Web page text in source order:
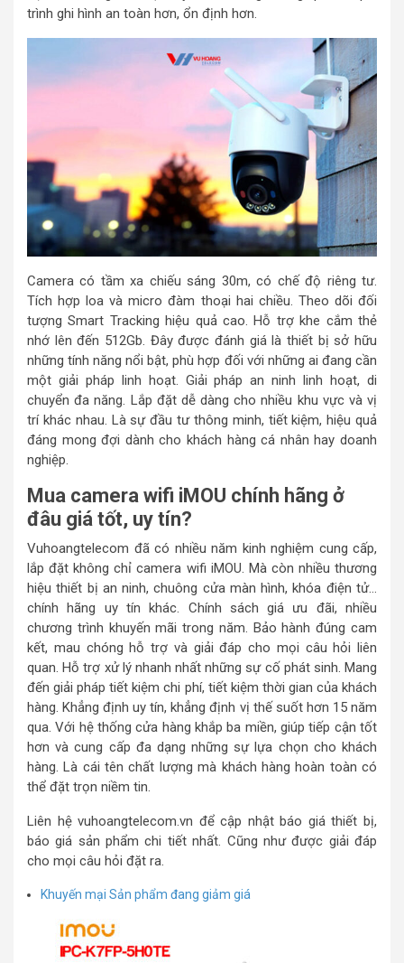
trình ghi hình an toàn hơn, ổn định hơn.
Camera có tầm xa chiếu sáng 30m, có chế độ riêng tư.
Tích hợp loa và micro đàm thoại hai chiều. Theo dõi đối
tượng Smart Tracking hiệu quả cao. Hỗ trợ khe cắm thẻ
nhớ lên đến 512Gb. Đây được đánh giá là thiết bị sở hữu
những tính năng nổi bật, phù hợp đối với những ai đang cần
một giải pháp linh hoạt. Giải pháp an ninh linh hoạt, di
chuyển đa năng. Lắp đặt dễ dàng cho nhiều khu vực và vị
trí khác nhau. Là sự đầu tư thông minh, tiết kiệm, hiệu quả
đáng mong đợi dành cho khách hàng cá nhân hay doanh
nghiệp.
Mua camera wifi iMOU chính hãng ở
đâu giá tốt, uy tín?
Vuhoangtelecom đã có nhiều năm kinh nghiệm cung cấp,
lắp đặt không chỉ camera wifi iMOU. Mà còn nhiều thương
hiệu thiết bị an ninh, chuông cửa màn hình, khóa điện tử…
chính hãng uy tín khác. Chính sách giá ưu đãi, nhiều
chương trình khuyến mãi trong năm. Bảo hành đúng cam
kết, mau chóng hỗ trợ và giải đáp cho mọi câu hỏi liên
quan. Hỗ trợ xử lý nhanh nhất những sự cố phát sinh. Mang
đến giải pháp tiết kiệm chi phí, tiết kiệm thời gian của khách
hàng. Khẳng định uy tín, khẳng định vị thế suốt hơn 15 năm
qua. Với hệ thống cửa hàng khắp ba miền, giúp tiếp cận tốt
hơn và cung cấp đa dạng những sự lựa chọn cho khách
hàng. Là cái tên chất lượng mà khách hàng hoàn toàn có
thể đặt trọn niềm tin.
Liên hệ vuhoangtelecom.vn để cập nhật báo giá thiết bị,
báo giá sản phẩm chi tiết nhất. Cũng như được giải đáp
cho mọi câu hỏi đặt ra.
Khuyến mại Sản phẩm đang giảm giá